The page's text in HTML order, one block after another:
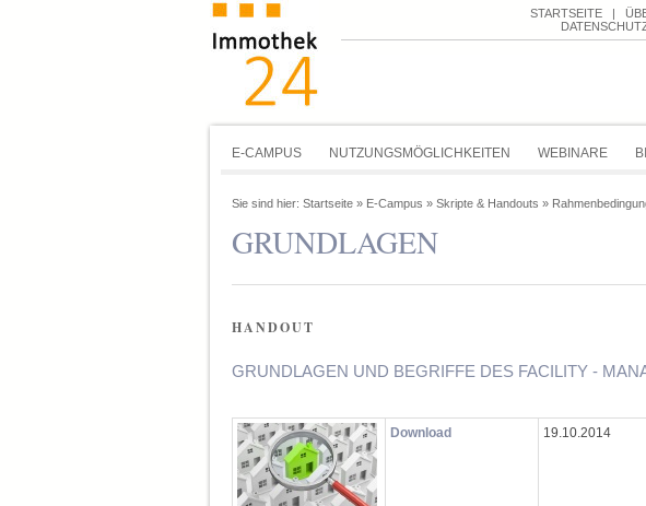
STARTSEITE |
E-CAMPUS NUTZUNGSMÖGLICHKEITEN WEBINARE
Sie sind hier: Startseite » E-Campus » Skripte & Handouts »
GRUNDLAGEN
HANDOUT
GRUNDLAGEN UND BEGRIFFE DES FACILITY -
Download 19.10.2014